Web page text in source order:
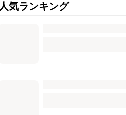
人気ランキング